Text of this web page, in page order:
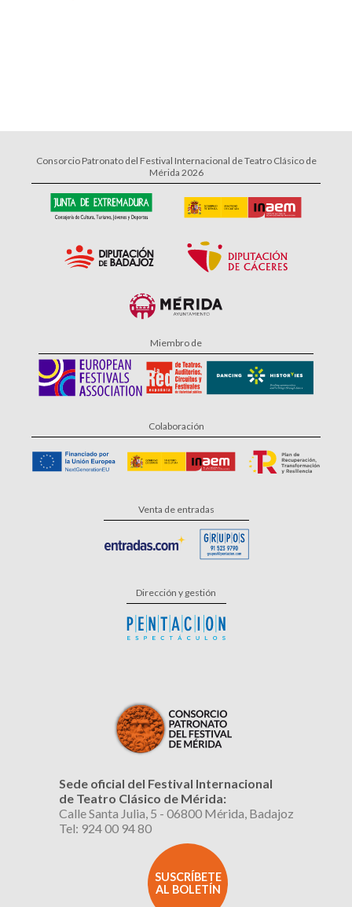
Consorcio Patronato del Festival Internacional de Teatro Clásico de
Mérida 2026
Miembro de
Colaboración
Venta de entradas
Dirección y gestión
Sede oficial del Festival Internacional
de Teatro Clásico de Mérida:
Calle Santa Julia, 5 - 06800 Mérida, Badajoz
Tel: 924 00 94 80
SUSCRÍBETE
AL BOLETÍN